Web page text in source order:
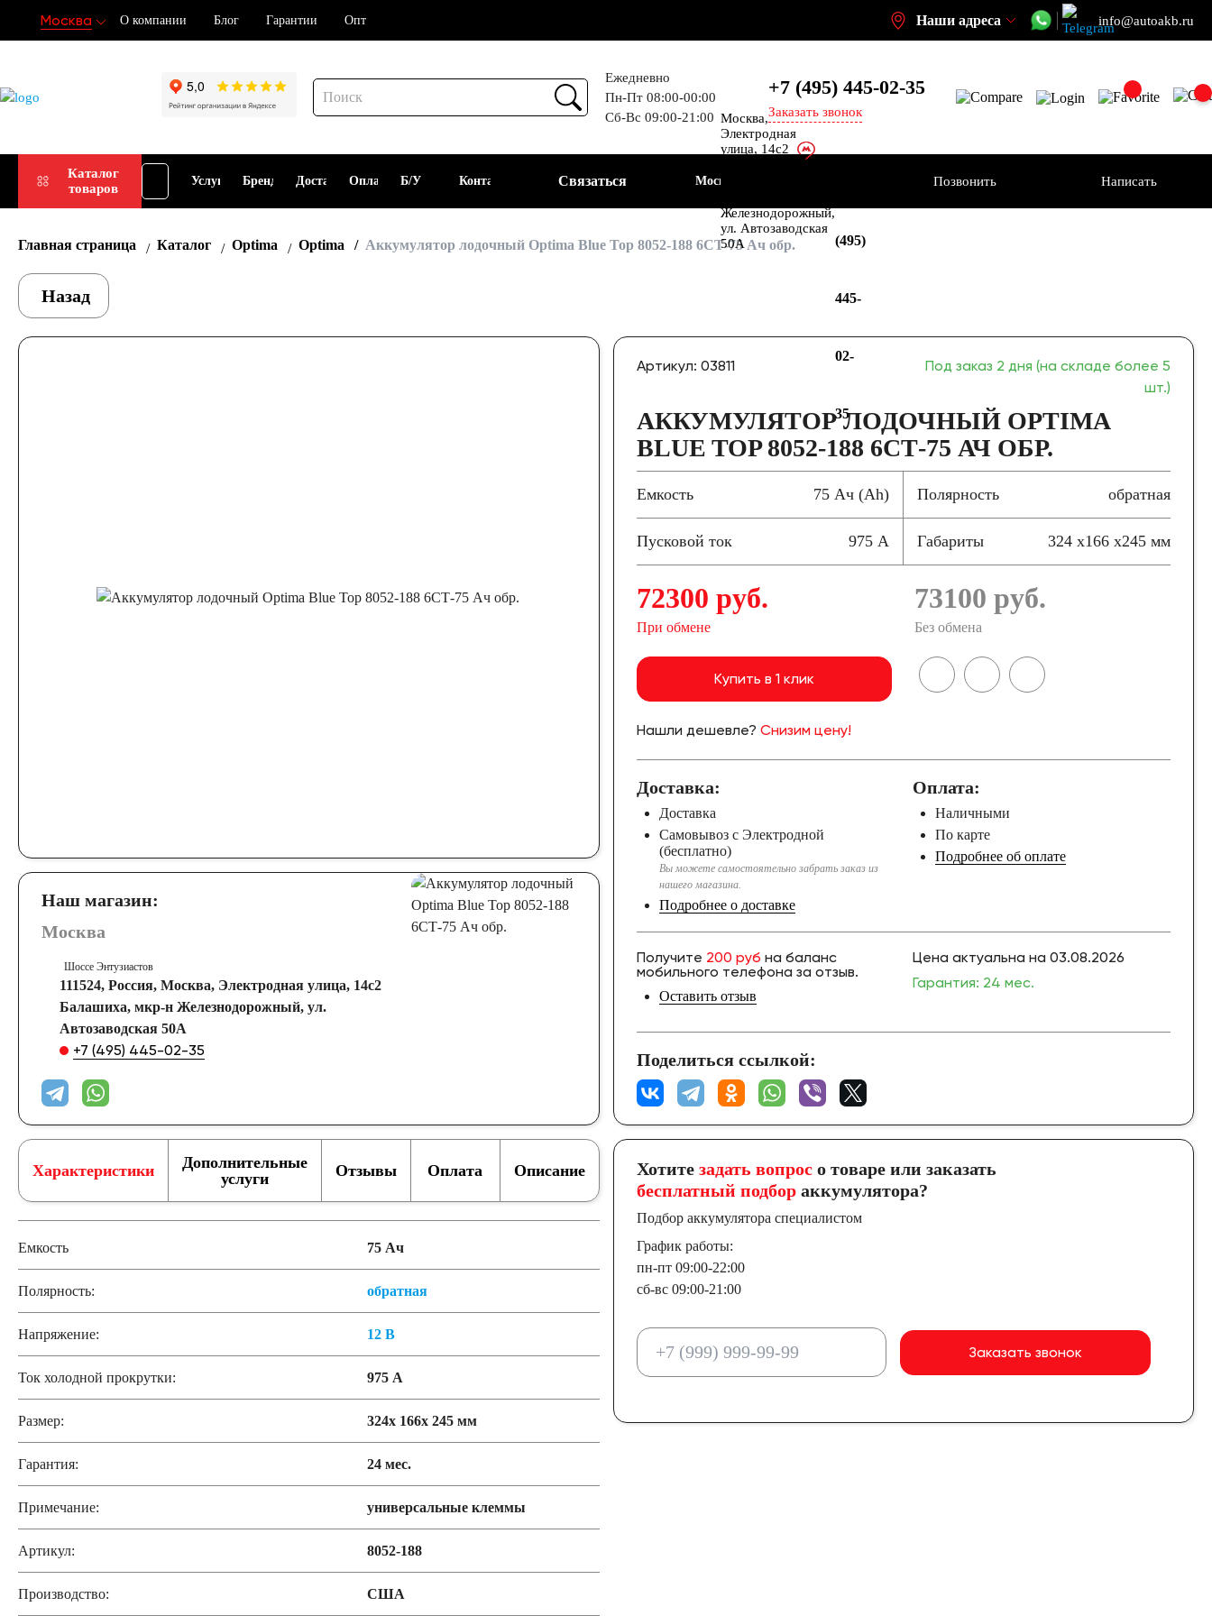
Москва О компании Блог Гарантии Опт Наши адреса info@autoakb.ru
Ежедневно
Пн-Пт 08:00-00:00
Сб-Вс 09:00-21:00
+7 (495)445-02-35
Заказать звонок
Каталог
товаров
Подбор
АКБ
Услуги Бренды ДоставкаОплата Б/У Контакты Связаться Москва
Москва,
Электродная
улица, 14с2
Энтузиастов
Железнодорожный,
ул. Автозаводская
50А
(495)
445-
02-
35
Позвонить Написать
Главная страница Каталог Optima Optima Аккумулятор лодочный Optima Blue Top 8052-188 6СТ-75 Ач обр.
Назад
Наш магазин:
Москва
Шоссе Энтузиастов
111524, Россия, Москва, Электродная улица, 14с2
Балашиха, мкр-н Железнодорожный, ул.
Автозаводская 50А
+7 (495) 445-02-35
Артикул: 03811
Под заказ 2 дня (на складе более 5
шт.)
АККУМУЛЯТОР ЛОДОЧНЫЙ OPTIMA
BLUE TOP 8052-188 6СТ-75 АЧ ОБР.
Емкость 75 Ач (Ah) Полярность обратная
Пусковой ток 975 А Габариты 324 x166 x245 мм
72300 руб.
При обмене
73100 руб.
Без обмена
Купить в 1 клик
Нашли дешевле? Снизим цену!
Доставка:
Доставка
Самовывоз с Электродной
(бесплатно)
Вы можете самостоятельно забрать заказ из
нашего магазина.
Подробнее о доставке
Оплата:
Наличными
По карте
Подробнее об оплате
Получите 200 руб на баланс
мобильного телефона за отзыв.
Оставить отзыв
Цена актуальна на 03.08.2026
Гарантия: 24 мес.
Поделиться ссылкой:
Характеристики
Дополнительные
услуги
Отзывы Оплата Описание
Емкость 75 Ач
Полярность: обратная
Напряжение: 12 В
Ток холодной прокрутки: 975 А
Размер: 324x 166x 245 мм
Гарантия: 24 мес.
Примечание: универсальные клеммы
Артикул: 8052-188
Производство: США
Хотите задать вопросо товаре или заказать
бесплатный подбораккумулятора?
Подбор аккумулятора специалистом
График работы:
пн-пт 09:00-22:00
сб-вс 09:00-21:00
Заказать звонок